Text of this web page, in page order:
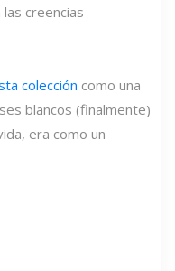
creencias
colección como una
blancos (finalmente)
era como un